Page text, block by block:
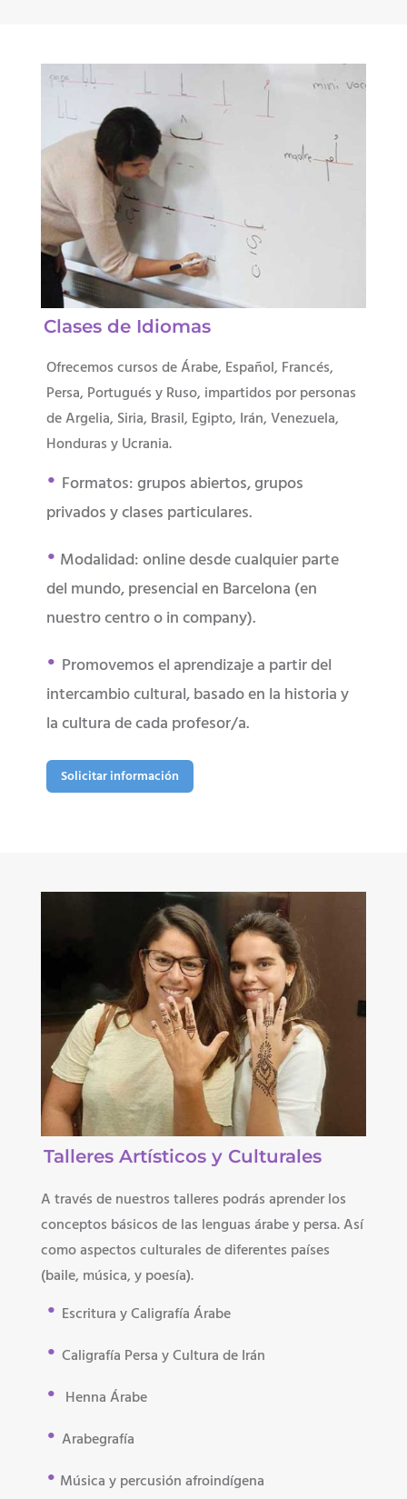
Clases de Idiomas
Ofrecemos cursos de Árabe, Español, Francés,
Persa, Portugués y Ruso, impartidos por personas
de Argelia, Siria, Brasil, Egipto, Irán, Venezuela,
Honduras y Ucrania.
• Formatos: grupos abiertos, grupos
privados y clases particulares.
• Modalidad: online desde cualquier parte
del mundo, presencial en Barcelona (en
nuestro centro o in company).
• Promovemos el aprendizaje a partir del
intercambio cultural, basado en la historia y
la cultura de cada profesor/a.
Solicitar información
Talleres Artísticos y Culturales
A través de nuestros talleres podrás aprender los
conceptos básicos de las lenguas árabe y persa. Así
como aspectos culturales de diferentes países
(baile, música, y poesía).
• Escritura y Caligrafía Árabe
• Caligrafía Persa y Cultura de Irán
• Henna Árabe
• Arabegrafía
• Música y percusión afroindígena